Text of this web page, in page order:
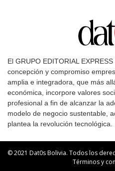
El GRUPO EDITORIAL
concepción y compromiso
amplia e integradora, que más
económica, incorpore valores
profesional a fin de alcanzar la
modelo de negocio sustentable,
plantea la revolución tecnológica.
© 2021 Dat0s Bolivia. Todos los
Términos y